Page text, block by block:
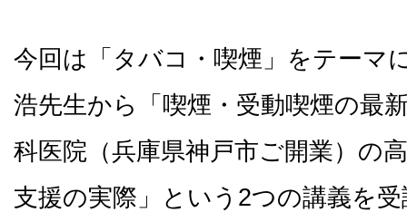
今回は「タバコ・喫煙」をテーマ
浩先生から「喫煙・受動喫煙の最
科医院（兵庫県神戸市ご開業）の
支援の実際」という2つの講義を